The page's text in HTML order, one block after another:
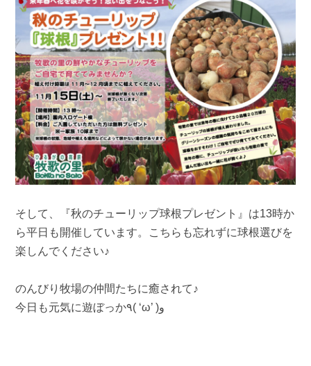
そして、『秋のチューリップ球根プレゼント』は13時か
ら平日も開催しています。こちらも忘れずに球根選びを
楽しんでください♪
のんびり牧場の仲間たちに癒されて♪
今日も元気に遊ぼっか٩( ‘ω’ )و